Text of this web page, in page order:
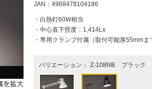
JAN：4968478104186
・白熱灯60W相当
・中心直下照度：1,414Lx
・専用クランプ付属（取付可能厚55mmま
バリエーション： Z-108NB ブラック